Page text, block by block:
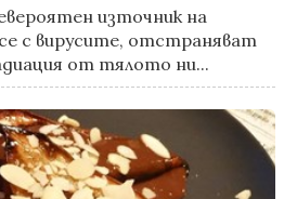
източник на
с вирусите, отстраняват
от тялото ни...